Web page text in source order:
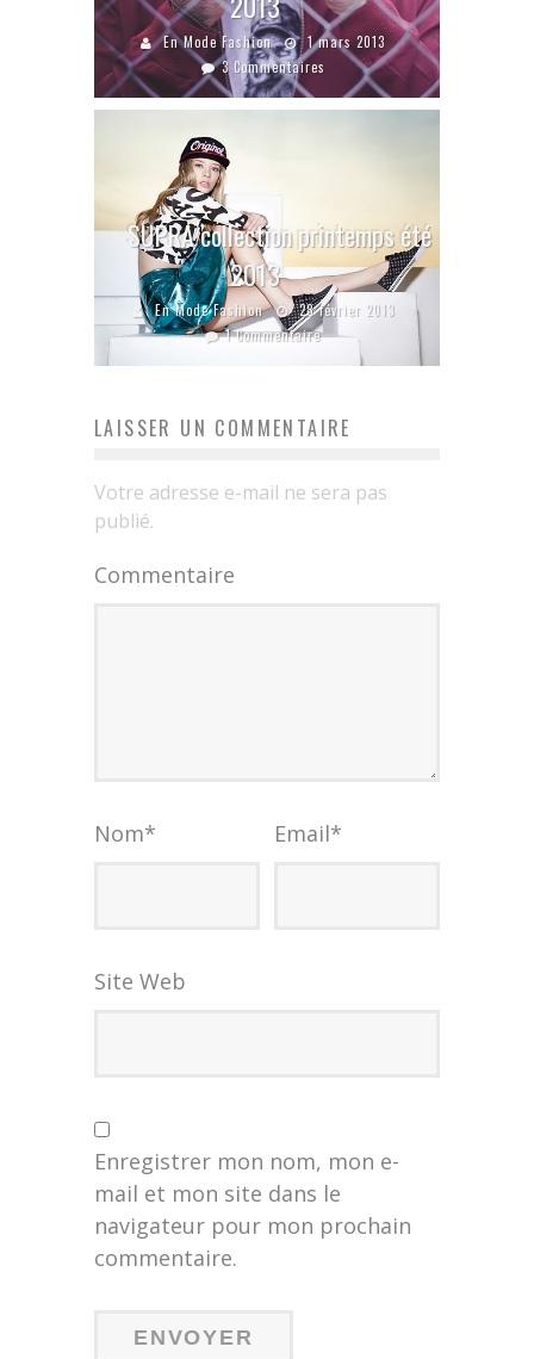
En Mode Fashion
1 mars 2013
3 Commentaires
SUPRA collection printemps été
2013
En Mode Fashion
28 février 2013
1 Commentaire
LAISSER UN COMMENTAIRE
Votre adresse e-mail ne sera pas
publié.
Commentaire
Nom* Email*
Site Web
Enregistrer mon nom, mon e-
mail et mon site dans le
navigateur pour mon prochain
commentaire.